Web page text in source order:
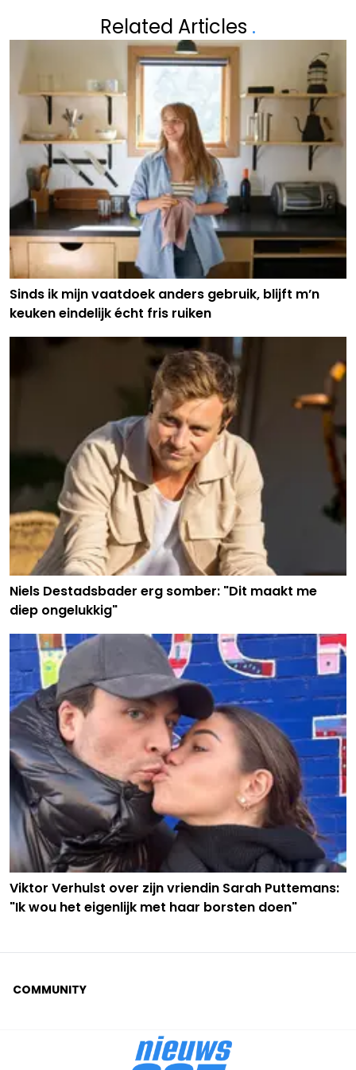
Related Articles .
Sinds ik mijn vaatdoek anders gebruik, blijft m’n
keuken eindelijk écht fris ruiken
Niels Destadsbader erg somber: "Dit maakt me
diep ongelukkig"
Viktor Verhulst over zijn vriendin Sarah Puttemans:
"Ik wou het eigenlijk met haar borsten doen"
COMMUNITY